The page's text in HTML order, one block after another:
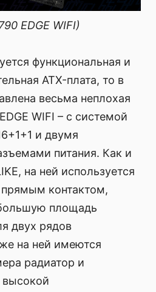
EDGE WIFI)
функциональная и
ATX-плата, то в
весьма неплохая
WIFI – с системой
и двумя
питания. Как и
на ней используется
прямым контактом,
площадь
двух рядов
на ней имеются
радиатор и
высокой